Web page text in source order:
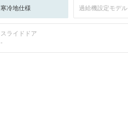
寒冷地仕様 過給機設定モデル
スライドドア
-